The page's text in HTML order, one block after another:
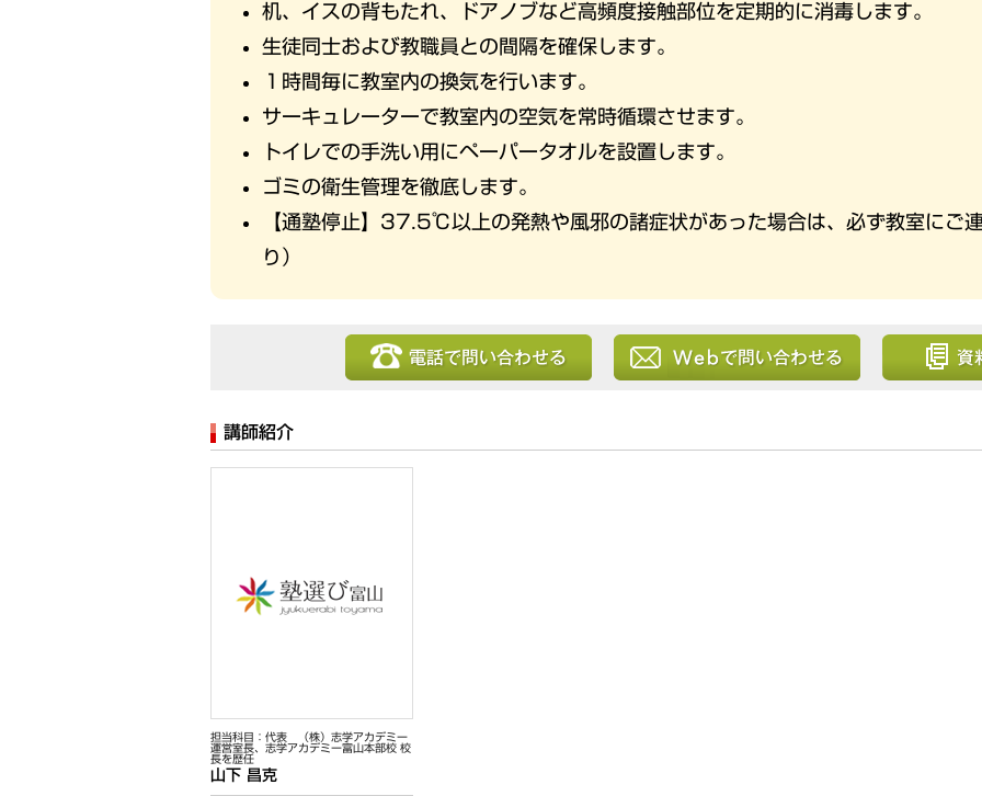
机、イスの背もたれ、ドアノブなど高頻度接触部位を定期的に消毒します。
生徒同士および教職員との間隔を確保します。
１時間毎に教室内の換気を行います。
サーキュレーターで教室内の空気を常時循環させます。
トイレでの手洗い用にペーパータオルを設置します。
ゴミの衛生管理を徹底します。
【通塾停止】37.5℃以上の発熱や風邪の諸症状があった場合は、必ず教室にご
り）
講師紹介
担当科目：代表 （株）志学アカデミー
運営室長、志学アカデミー富山本部校 校
長を歴任
山下 昌克